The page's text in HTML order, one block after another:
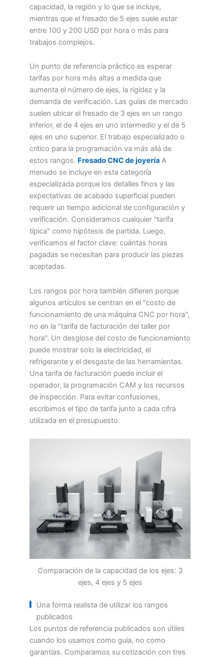
capacidad, la región y lo que se incluye,
mientras que el fresado de 5 ejes suele estar
entre 100 y 200 USD por hora o más para
trabajos complejos.
Un punto de referencia práctico es esperar
tarifas por hora más altas a medida que
aumenta el número de ejes, la rigidez y la
demanda de verificación. Las guías de mercado
suelen ubicar el fresado de 3 ejes en un rango
inferior, el de 4 ejes en uno intermedio y el de 5
ejes en uno superior. El trabajo especializado o
crítico para la programación va más allá de
estos rangos. Fresado CNC de joyería A
menudo se incluye en esta categoría
especializada porque los detalles finos y las
expectativas de acabado superficial pueden
requerir un tiempo adicional de configuración y
verificación. Consideramos cualquier "tarifa
típica" como hipótesis de partida. Luego,
verificamos el factor clave: cuántas horas
pagadas se necesitan para producir las piezas
aceptadas.
Los rangos por hora también difieren porque
algunos artículos se centran en el "costo de
funcionamiento de una máquina CNC por hora",
no en la "tarifa de facturación del taller por
hora". Un desglose del costo de funcionamiento
puede mostrar solo la electricidad, el
refrigerante y el desgaste de las herramientas.
Una tarifa de facturación puede incluir el
operador, la programación CAM y los recursos
de inspección. Para evitar confusiones,
escribimos el tipo de tarifa junto a cada cifra
utilizada en el presupuesto.
Comparación de la capacidad de los ejes: 3
ejes, 4 ejes y 5 ejes
Una forma realista de utilizar los rangos
publicados
Los puntos de referencia publicados son útiles
cuando los usamos como guía, no como
garantías. Comparamos su cotización con tres